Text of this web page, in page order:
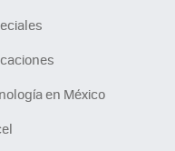
en México